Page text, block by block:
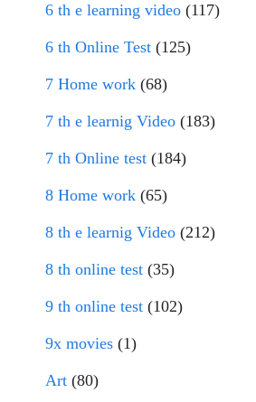
6 th e learning video (117)
6 th Online Test (125)
7 Home work (68)
7 th e learnig Video (183)
7 th Online test (184)
8 Home work (65)
8 th e learnig Video (212)
8 th online test (35)
9 th online test (102)
9x movies (1)
Art (80)